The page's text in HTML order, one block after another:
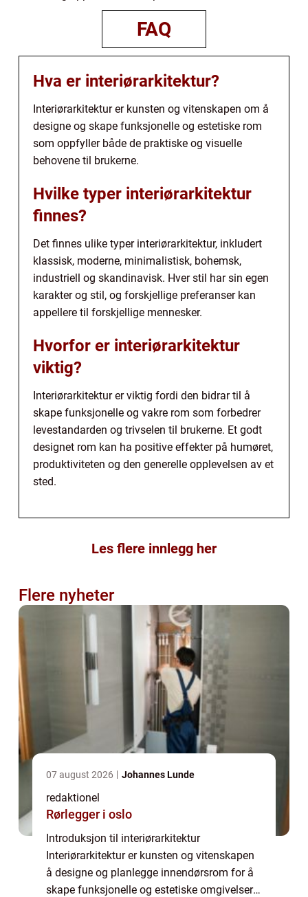
FAQ
Hva er interiørarkitektur?
Interiørarkitektur er kunsten og vitenskapen om å
designe og skape funksjonelle og estetiske rom
som oppfyller både de praktiske og visuelle
behovene til brukerne.
Hvilke typer interiørarkitektur
finnes?
Det finnes ulike typer interiørarkitektur, inkludert
klassisk, moderne, minimalistisk, bohemsk,
industriell og skandinavisk. Hver stil har sin egen
karakter og stil, og forskjellige preferanser kan
appellere til forskjellige mennesker.
Hvorfor er interiørarkitektur
viktig?
Interiørarkitektur er viktig fordi den bidrar til å
skape funksjonelle og vakre rom som forbedrer
levestandarden og trivselen til brukerne. Et godt
designet rom kan ha positive effekter på humøret,
produktiviteten og den generelle opplevelsen av et
sted.
Les flere innlegg her
Flere nyheter
07 august 2026 Johannes Lunde
redaktionel
Rørlegger i oslo
Introduksjon til interiørarkitektur
Interiørarkitektur er kunsten og vitenskapen
å designe og planlegge innendørsrom for å
skape funksjonelle og estetiske omgivelser.